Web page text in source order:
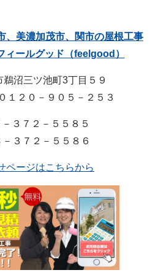
、美濃加茂市、関市の屋根工事
ィールグッド（feelgood）
沼三ツ池町3丁目５９
１２０－９０５－２５３
３７２－５５８５
３７２－５５８６
ページはこちらから